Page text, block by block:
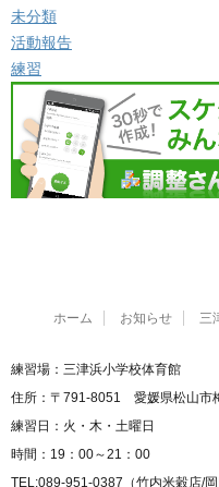
未分類
活動報告
練習
ホーム お知らせ 三
練習場：三津浜小学校体育館
住所：〒791-8051 愛媛県松山市
練習日：火・木・土曜日
時間：19：00～21：00
TEL:089-951-0387（竹内米穀店/岡